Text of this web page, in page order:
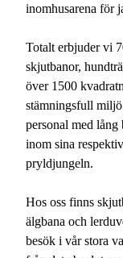
2026-12-26
2026-12-31
2027-01-01
2027-01-06
inomhusarena för
Totalt erbjuder vi
skjutbanor,
över 1500
stämningsfull
personal med lång
inom sina
pryldjungeln.
Hos oss finns
älgbana och
besök i vår stora